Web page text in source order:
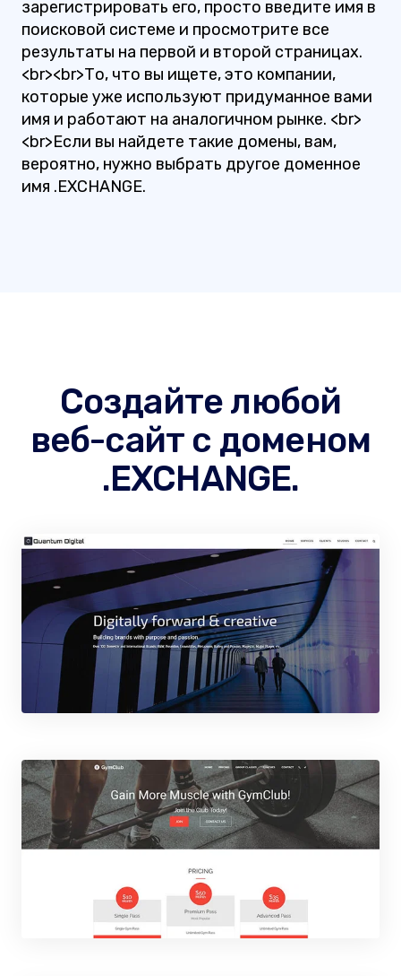
зарегистрировать его, просто введите имя в
поисковой системе и просмотрите все
результаты на первой и второй страницах.
<br><br>То, что вы ищете, это компании,
которые уже используют придуманное вами
имя и работают на аналогичном рынке. <br>
<br>Если вы найдете такие домены, вам,
вероятно, нужно выбрать другое доменное
имя .EXCHANGE.
Создайте любой
веб-сайт с доменом
.EXCHANGE.